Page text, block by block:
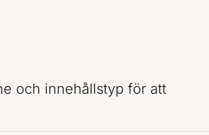
och innehållstyp för att